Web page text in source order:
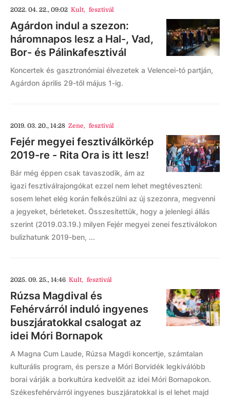
2022. 04. 22., 09:02 Kult, fesztivál
Agárdon indul a szezon:
háromnapos lesz a Hal-, Vad,
Bor- és Pálinkafesztivál
Koncertek és gasztronómiai élvezetek a Velencei-tó partján,
Agárdon április 29-től május 1-ig.
2019. 03. 20., 14:28 Zene, fesztivál
Fejér megyei fesztiválkörkép
2019-re - Rita Ora is itt lesz!
Bár még éppen csak tavaszodik, ám az
igazi fesztiválrajongókat ezzel nem lehet megtéveszteni:
sosem lehet elég korán felkészülni az új szezonra, megvenni
a jegyeket, bérleteket. Összesítettük, hogy a jelenlegi állás
szerint (2019.03.19.) milyen Fejér megyei zenei fesztiválokon
bulizhatunk 2019-ben, ...
2025. 09. 25., 14:46 Kult, fesztivál
Rúzsa Magdival és
Fehérvárról induló ingyenes
buszjáratokkal csalogat az
idei Móri Bornapok
A Magna Cum Laude, Rúzsa Magdi koncertje, számtalan
kulturális program, és persze a Móri Borvidék legkiválóbb
borai várják a borkultúra kedvelőit az idei Móri Bornapokon.
Székesfehérvárról ingyenes buszjáratokkal is el lehet majd